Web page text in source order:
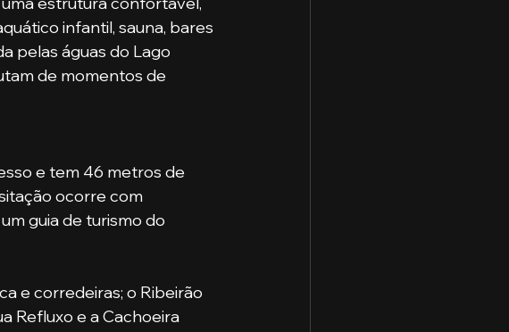
infantil, sauna, bares
pelas águas do Lago
de momentos de
ocorre com
guia de turismo do
Refluxo e a Cachoeira